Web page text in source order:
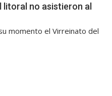
litoral no asistieron al
momento el Virreinato del